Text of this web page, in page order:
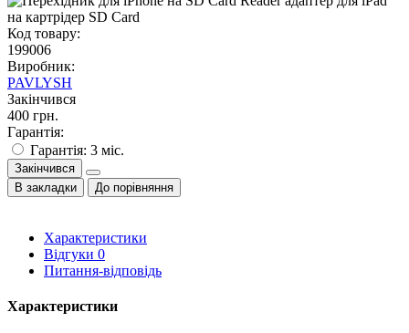
Код товару:
199006
Виробник:
PAVLYSH
Закінчився
400 грн.
Гарантія:
Гарантія: 3 міс.
Закінчився
В закладки
До порівняння
Характеристики
Відгуки 0
Питання-відповідь
Характеристики